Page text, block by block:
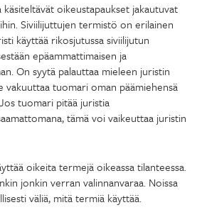
käsiteltävät oikeustapaukset jakautuvat
Siviilijuttujen termistö on erilainen
käyttää rikosjutussa siviilijutun
epäammattimaisen ja
On syytä palauttaa mieleen juristin
vakuuttaa tuomari oman päämiehensä
tuomari pitää juristia
tämä voi vaikeuttaa juristin
oikeita termejä oikeassa tilanteessa.
jonkin verran valinnanvaraa. Noissa
väliä, mitä termiä käyttää.